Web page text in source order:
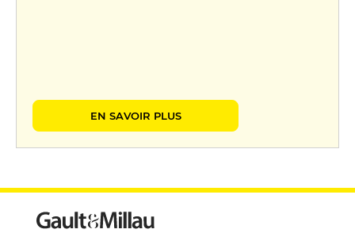
EN SAVOIR PLUS